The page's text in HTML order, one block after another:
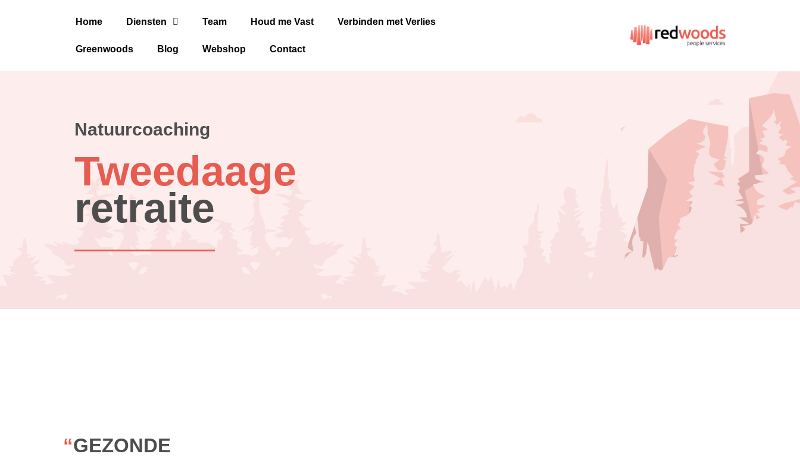
Home Diensten Team Houd me Vast Verbinden met Verlies
Greenwoods Blog Webshop Contact
Natuurcoaching
Tweedaage
retraite
“GEZONDE